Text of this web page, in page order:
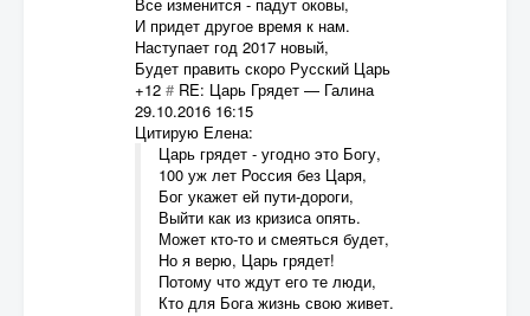
Все изменится - падут оковы,
И придет другое время к нам.
Наступает год 2017 новый,
Будет править скоро Русский Царь
+12 # RE: Царь Грядет— Галина
29.10.2016 16:15
Цитирую Елена:
Царь грядет - угодно это Богу,
100 уж лет Россия без Царя,
Бог укажет ей пути-дороги,
Выйти как из кризиса опять.
Может кто-то и смеяться будет,
Но я верю, Царь грядет!
Потому что ждут его те люди,
Кто для Бога жизнь свою живет.